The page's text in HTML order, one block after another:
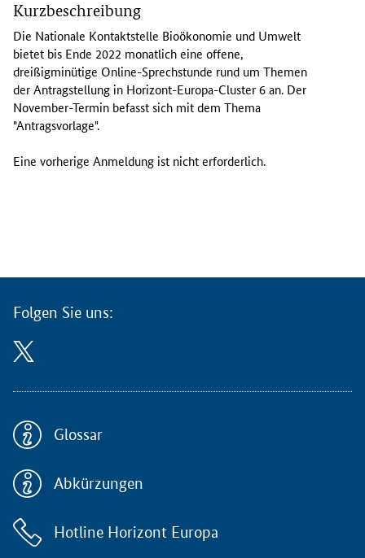
e
N
a
t
i
o
n
l
t
s
t
e
l
B
i
ö
o
n
Kurzbeschreibung
Die Nationale Kontaktstelle Bioökonomie und Umwelt
bietet bis Ende 2022 monatlich eine offene,
dreißigminütige Online-Sprechstunde rund um Themen
der Antragstellung in Horizont-Europa-Cluster6 an. Der
November-Termin befasst sich mit dem Thema
"Antragsvorlage".
Eine vorherige Anmeldung ist nicht erforderlich.
Folgen Sie uns:
Glossar
Abkürzungen
Hotline Horizont Europa